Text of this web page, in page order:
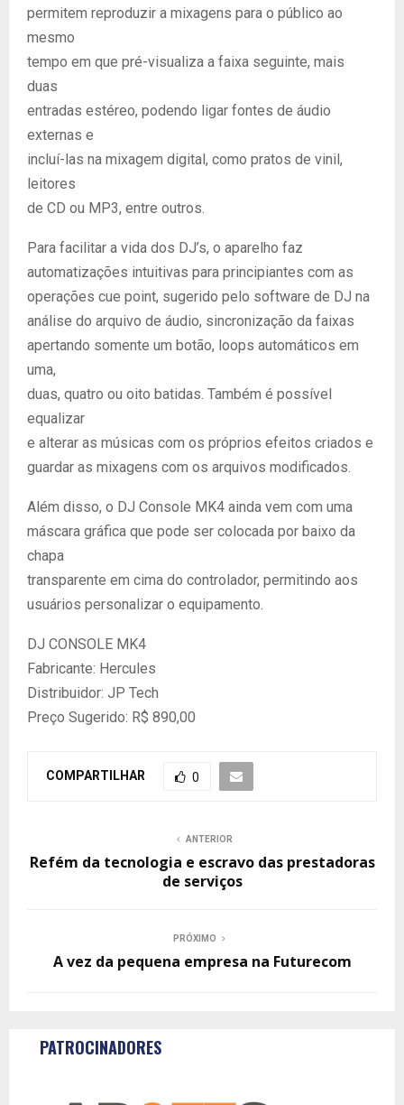
permitem reproduzir a mixagens para o público ao
mesmo
tempo em que pré-visualiza a faixa seguinte, mais
duas
entradas estéreo, podendo ligar fontes de áudio
externas e
incluí-las na mixagem digital, como pratos de vinil,
leitores
de CD ou MP3, entre outros.
Para facilitar a vida dos DJ’s, o aparelho faz
automatizações intuitivas para principiantes com as
operações cue point, sugerido pelo software de DJ na
análise do arquivo de áudio, sincronização da faixas
apertando somente um botão, loops automáticos em
uma,
duas, quatro ou oito batidas. Também é possível
equalizar
e alterar as músicas com os próprios efeitos criados e
guardar as mixagens com os arquivos modificados.
Além disso, o DJ Console MK4 ainda vem com uma
máscara gráfica que pode ser colocada por baixo da
chapa
transparente em cima do controlador, permitindo aos
usuários personalizar o equipamento.
DJ CONSOLE MK4
Fabricante: Hercules
Distribuidor: JP Tech
Preço Sugerido: R$ 890,00
COMPARTILHAR 0
ANTERIOR
Refém da tecnologia e escravo das prestadoras
de serviços
PRÓXIMO
A vez da pequena empresa na Futurecom
PATROCINADORES